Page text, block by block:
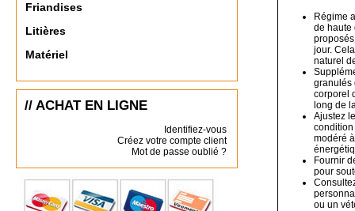
Friandises
Litières
Matériel
// ACHAT EN LIGNE
Identifiez-vous
Créez votre compte client
Mot de passe oublié ?
Régime
de haute
jour.
naturel
granulés
corporel
long de
Ajustez
modéré
Fournir
pour
ou un